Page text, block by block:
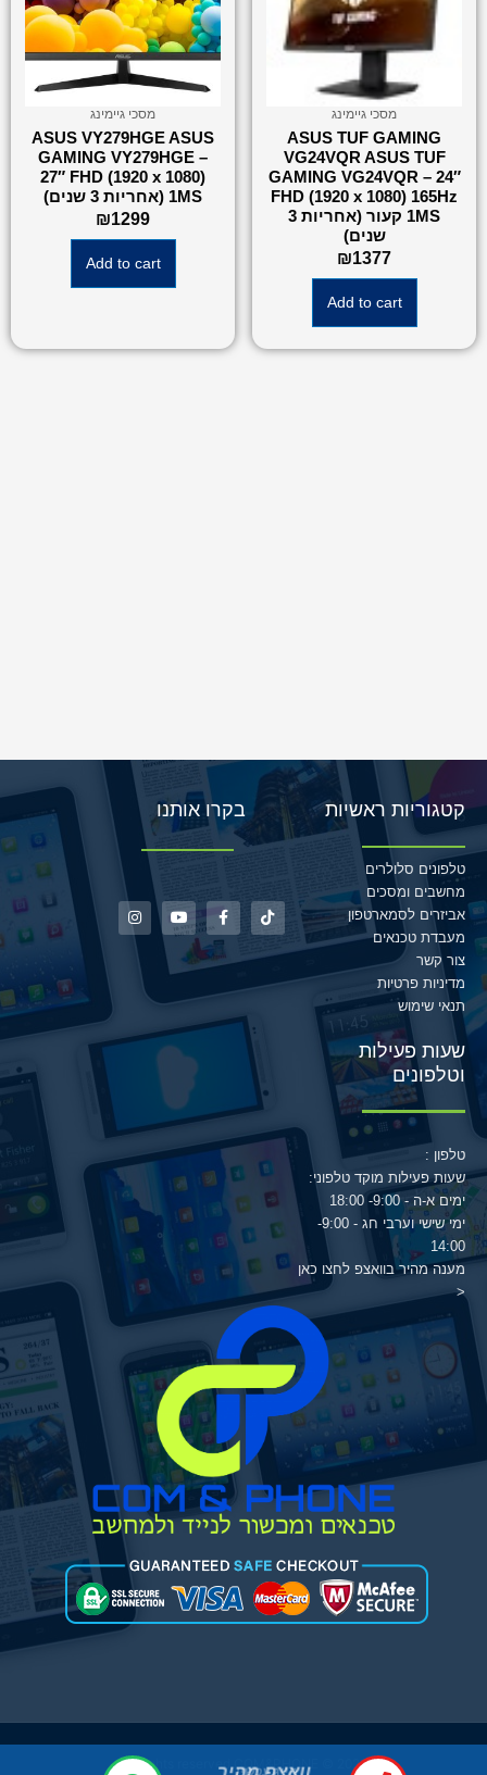
מסכי גיימינג
ASUS TUF GAMING
VG24VQR ASUS TUF
GAMING VG24VQR – 24″
FHD (1920 x 1080) 165Hz
1MS קעור (אחריות 3
שנים)
₪1377
Add to cart
מסכי גיימינג
ASUS VY279HGE ASUS
GAMING VY279HGE –
27″ FHD (1920 x 1080)
1MS (אחריות 3 שנים)
₪1299
Add to cart
וואצפ מהיר
קטגוריות ראשיות
טלפונים סלולרים
מחשבים ומסכים
אביזרים לסמארטפון
מעבדת טכנאים
צור קשר
מדיניות פרטיות
תנאי שימוש
שעות פעילות
וטלפונים
טלפון :
שעות פעילות מוקד טלפוני:
ימים א-ה - 9:00- 18:00
ימי שישי וערבי חג - 9:00-
14:00
מענה מהיר בוואצפ לחצו כאן
<
בקרו אותנו
2021 © All rights reserved COM&PHONE